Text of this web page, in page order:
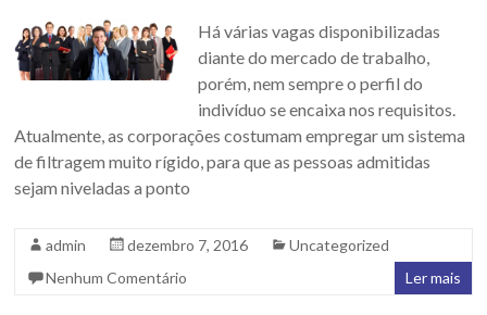
Há várias vagas disponibilizadas
diante do mercado de trabalho,
porém, nem sempre o perfil do
indivíduo se encaixa nos requisitos.
Atualmente, as corporações costumam empregar um sistema
de filtragem muito rígido, para que as pessoas admitidas
sejam niveladas a ponto
admin dezembro 7, 2016
Uncategorized
Nenhum Comentário
Ler mais